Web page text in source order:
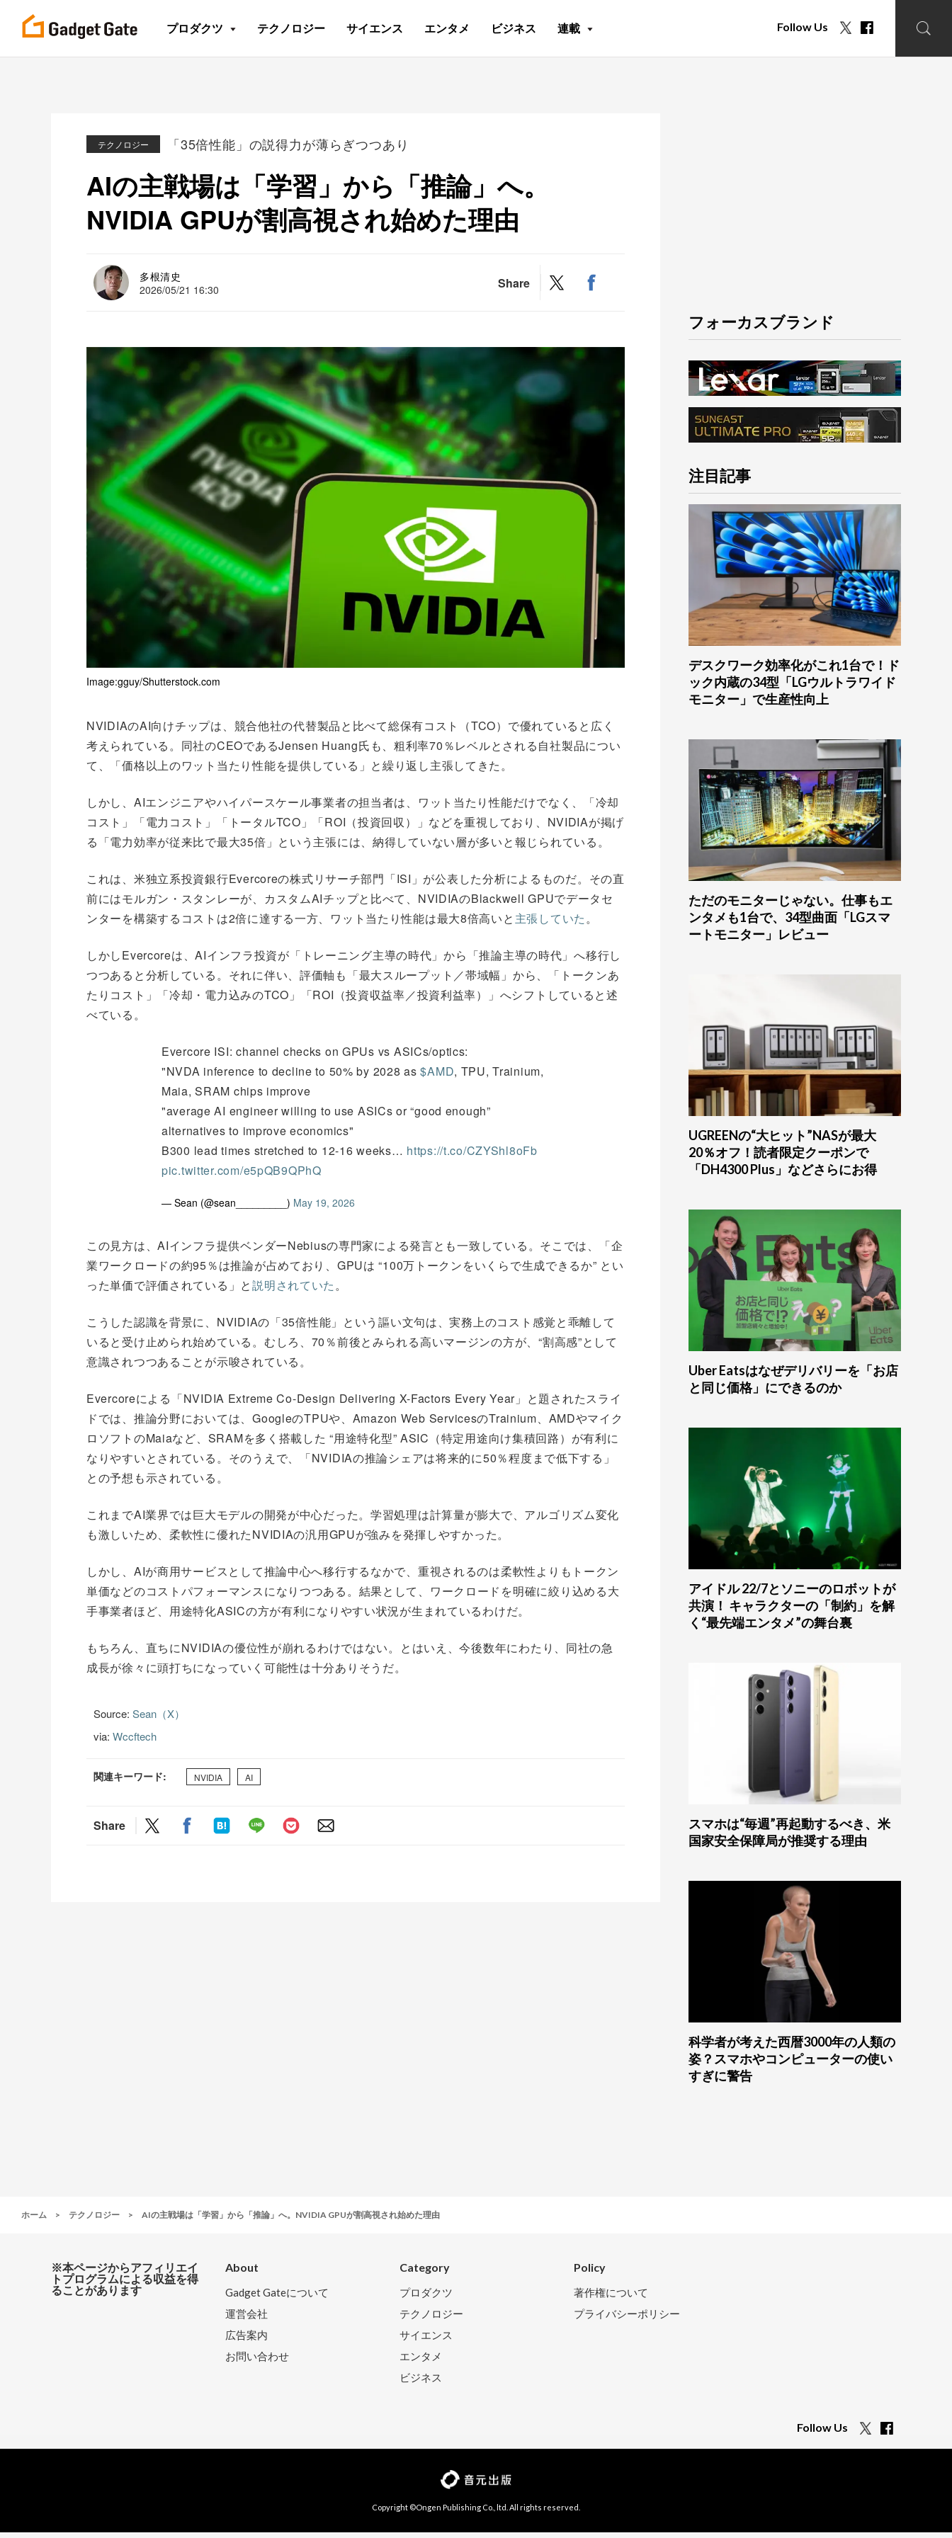
プロダクツ テクノロジー サイエンス エンタメ ビジネス 連載 Follow Us
テクノロジー 「35倍性能」の説得力が薄らぎつつあり
AIの主戦場は「学習」から「推論」へ。
NVIDIA GPUが割高視され始めた理由
多根清史
2026/05/21 16:30
Share
Image:gguy/Shutterstock.com
NVIDIAのAI向けチップは、競合他社の代替製品と比べて総保有コスト（TCO）で優れていると広く
考えられている。同社のCEOであるJensen Huang氏も、粗利率70％レベルとされる自社製品につい
て、「価格以上のワット当たり性能を提供している」と繰り返し主張してきた。
しかし、AIエンジニアやハイパースケール事業者の担当者は、ワット当たり性能だけでなく、「冷却
コスト」「電力コスト」「トータルTCO」「ROI（投資回収）」などを重視しており、NVIDIAが掲げ
る「電力効率が従来比で最大35倍」という主張には、納得していない層が多いと報じられている。
これは、米独立系投資銀行Evercoreの株式リサーチ部門「ISI」が公表した分析によるものだ。その直
前にはモルガン・スタンレーが、カスタムAIチップと比べて、NVIDIAのBlackwell GPUでデータセ
ンターを構築するコストは2倍に達する一方、ワット当たり性能は最大8倍高いと 主張していた。
しかしEvercoreは、AIインフラ投資が「トレーニング主導の時代」から「推論主導の時代」へ移行し
つつあると分析している。それに伴い、評価軸も「最大スループット／帯域幅」から、「トークンあ
たりコスト」「冷却・電力込みのTCO」「ROI（投資収益率／投資利益率）」へシフトしていると述
べている。
Evercore ISI: channel checks on GPUs vs ASICs/optics:
"NVDA inference to decline to 50% by 2028 as$AMD, TPU, Trainium,
Maia, SRAM chips improve
"average AI engineer willing to use ASICs or “good enough”
alternatives to improve economics"
B300 lead times stretched to 12-16 weeks… https://t.co/CZYShl8oFb
pic.twitter.com/e5pQB9QPhQ
— Sean (@sean_________) May 19, 2026
この見方は、AIインフラ提供ベンダーNebiusの専門家による発言とも一致している。そこでは、「企
業ワークロードの約95％は推論が占めており、GPUは “100万トークンをいくらで生成できるか” とい
った単価で評価されている」と説明されていた。
こうした認識を背景に、NVIDIAの「35倍性能」という謳い文句は、実務上のコスト感覚と乖離して
いると受け止められ始めている。むしろ、70％前後とみられる高いマージンの方が、“割高感”として
意識されつつあることが示唆されている。
Evercoreによる「NVIDIA Extreme Co-Design Delivering X-Factors Every Year」と題されたスライ
ドでは、推論分野においては、GoogleのTPUや、Amazon Web ServicesのTrainium、AMDやマイク
ロソフトのMaiaなど、SRAMを多く搭載した “用途特化型” ASIC（特定用途向け集積回路）が有利に
なりやすいとされている。そのうえで、「NVIDIAの推論シェアは将来的に50％程度まで低下する」
との予想も示されている。
これまでAI業界では巨大モデルの開発が中心だった。学習処理は計算量が膨大で、アルゴリズム変化
も激しいため、柔軟性に優れたNVIDIAの汎用GPUが強みを発揮しやすかった。
しかし、AIが商用サービスとして推論中心へ移行するなかで、重視されるのは柔軟性よりもトークン
単価などのコストパフォーマンスになりつつある。結果として、ワークロードを明確に絞り込める大
手事業者ほど、用途特化ASICの方が有利になりやすい状況が生まれているわけだ。
もちろん、直ちにNVIDIAの優位性が崩れるわけではない。とはいえ、今後数年にわたり、同社の急
成長が徐々に頭打ちになっていく可能性は十分ありそうだ。
Source: Sean（X）
via: Wccftech
関連キーワード: NVIDIA AI
Share
フォーカスブランド
注目記事
デスクワーク効率化がこれ1台で！ド
ック内蔵の34型「LGウルトラワイド
モニター」で生産性向上
ただのモニターじゃない。仕事もエ
ンタメも1台で、34型曲面「LGスマ
ートモニター」レビュー
UGREENの“大ヒット”NASが最大
20％オフ！読者限定クーポンで
「DH4300 Plus」などさらにお得
Uber Eatsはなぜデリバリーを「お店
と同じ価格」にできるのか
アイドル 22/7とソニーのロボットが
共演！ キャラクターの「制約」を解
く“最先端エンタメ”の舞台裏
スマホは“毎週”再起動するべき、米
国家安全保障局が推奨する理由
科学者が考えた西暦3000年の人類の
姿？スマホやコンピューターの使い
すぎに警告
ホーム > テクノロジー > AIの主戦場は「学習」から「推論」へ。NVIDIA GPUが割高視され始めた理由
※本ページからアフィリエイ
トプログラムによる収益を得
ることがあります
About
Gadget Gateについて
運営会社
広告案内
お問い合わせ
Category
プロダクツ
テクノロジー
サイエンス
エンタメ
ビジネス
Policy
著作権について
プライバシーポリシー
Follow Us
Copyright ©Ongen Publishing Co., ltd. All rights reserved.